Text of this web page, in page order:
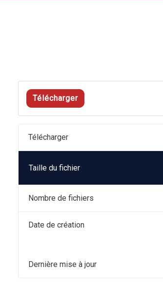
Télécharger
Télécharger
Taille du fichier
Nombre de fichiers
Date de création
Dernière mise à jour